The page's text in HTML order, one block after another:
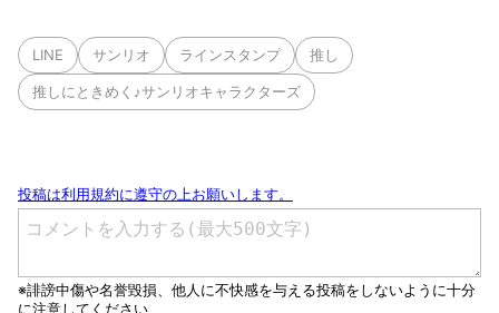
LINE サンリオ ラインスタンプ 推し
推しにときめく♪サンリオキャラクターズ